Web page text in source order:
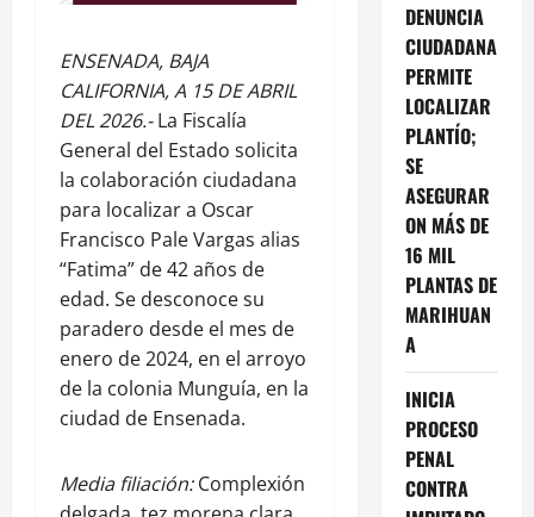
ENSENADA, BAJA
CALIFORNIA, A 15 DE ABRIL
DEL 2026.-La Fiscalía
General del Estado solicita
la colaboración ciudadana
para localizar a Oscar
Francisco Pale Vargas alias
“Fatima” de 42 años de
edad. Se desconoce su
paradero desde el mes de
enero de 2024, en el arroyo
de la colonia Munguía, en la
ciudad de Ensenada.
Media filiación:Complexión
DENUNCIA
CIUDADANA
PERMITE
LOCALIZAR
PLANTÍO;
SE
ASEGURAR
ON MÁS DE
16 MIL
PLANTAS DE
MARIHUAN
A
INICIA
PROCESO
PENAL
CONTRA